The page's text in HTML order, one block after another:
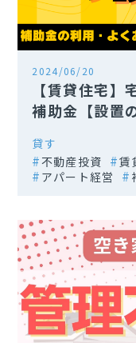
2024/06/20
【賃貸住宅】
補助金【設置
貸す
不動産投資
賃
アパート経営